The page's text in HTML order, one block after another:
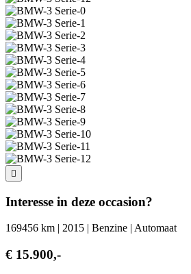
Interesse in deze occasion?
169456 km | 2015 | Benzine | Automaat
€ 15.900,-